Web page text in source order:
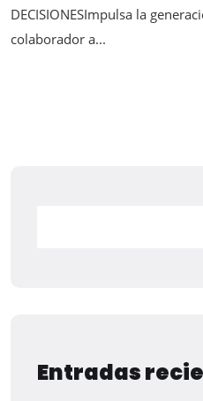
DECISIONESImpulsa la
colaborador a...
Entradas